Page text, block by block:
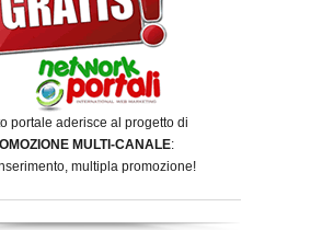
portale aderisce al progetto di
MULTI-CANALE:
multipla promozione!